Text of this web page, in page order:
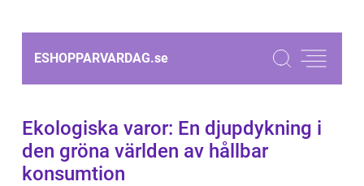
ESHOPPARVARDAG.se
Ekologiska varor: En djupdykning i
den gröna världen av hållbar
konsumtion